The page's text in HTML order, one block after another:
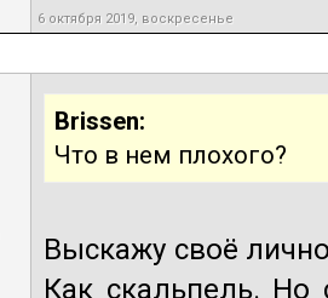
6 октября 2019, воскресенье
Brissen:
Что в нем плохого?
Выскажу своё
Как скальпель.